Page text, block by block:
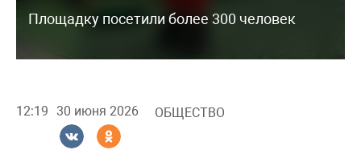
Площадку посетили более 300 человек
12:19 30 июня 2026 ОБЩЕСТВО